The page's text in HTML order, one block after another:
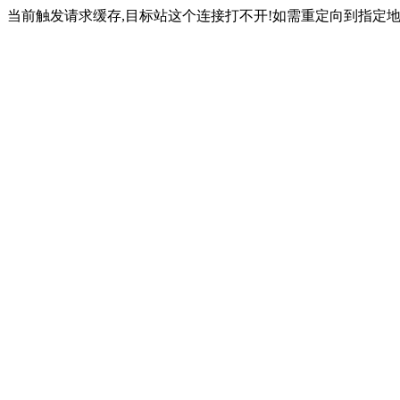
当前触发请求缓存,目标站这个连接打不开!如需重定向到指定